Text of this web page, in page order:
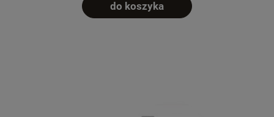
do koszyka